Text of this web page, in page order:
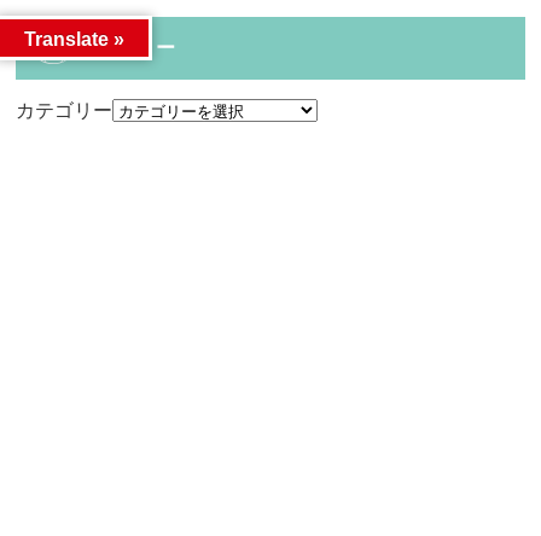
カテゴリー
カテゴリー
Translate »